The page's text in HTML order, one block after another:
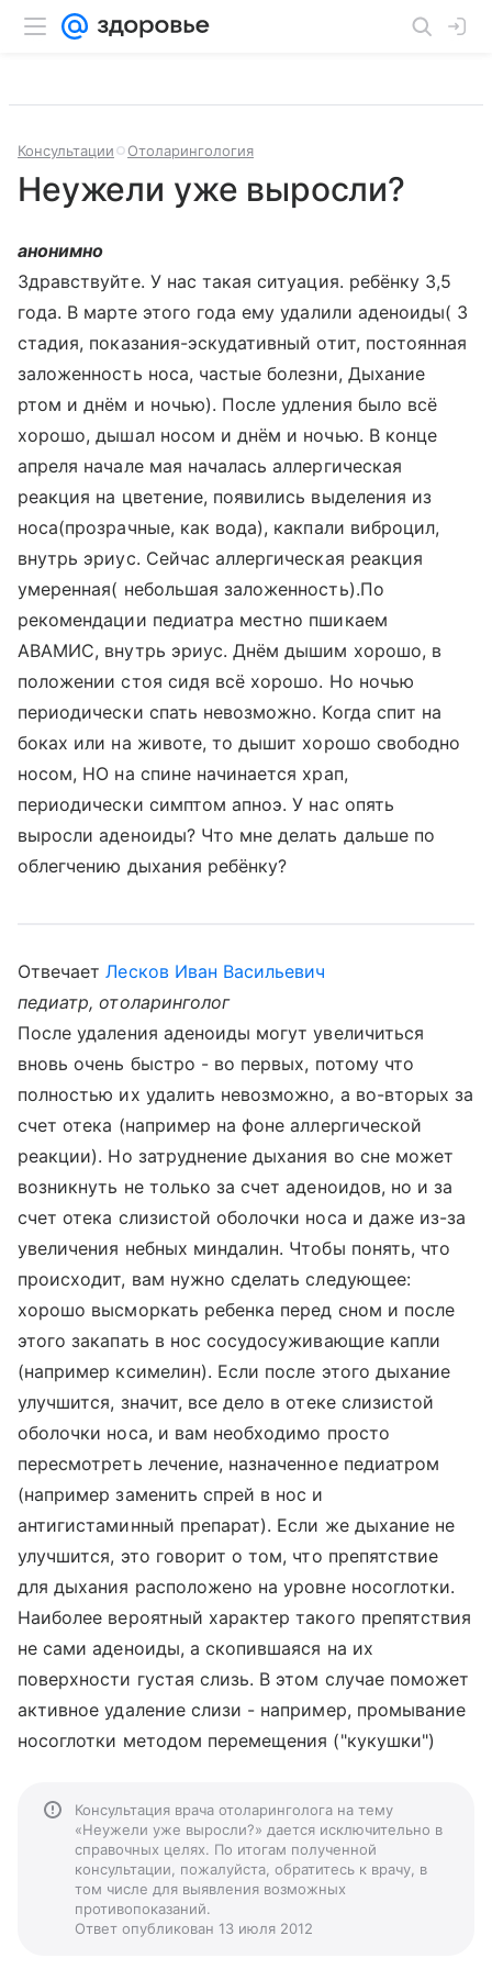
Консультации Отоларингология
Неужели уже выросли?
анонимно
Здравствуйте. У нас такая ситуация. ребёнку 3,5
года. В марте этого года ему удалили аденоиды( 3
стадия, показания-эскудативный отит, постоянная
заложенность носа, частые болезни, Дыхание
ртом и днём и ночью). После удления было всё
хорошо, дышал носом и днём и ночью. В конце
апреля начале мая началась аллергическая
реакция на цветение, появились выделения из
носа(прозрачные, как вода), какпали виброцил,
внутрь эриус. Сейчас аллергическая реакция
умеренная( небольшая заложенность).По
рекомендации педиатра местно пшикаем
АВАМИС, внутрь эриус. Днём дышим хорошо, в
положении стоя сидя всё хорошо. Но ночью
периодически спать невозможно. Когда спит на
боках или на животе, то дышит хорошо свободно
носом, НО на спине начинается храп,
периодически симптом апноэ. У нас опять
выросли аденоиды? Что мне делать дальше по
облегчению дыхания ребёнку?
ОтвечаетЛесков Иван Васильевич
педиатр, отоларинголог
После удаления аденоиды могут увеличиться
вновь очень быстро - во первых, потому что
полностью их удалить невозможно, а во-вторых за
счет отека (например на фоне аллергической
реакции). Но затруднение дыхания во сне может
возникнуть не только за счет аденоидов, но и за
счет отека слизистой оболочки носа и даже из-за
увеличения небных миндалин. Чтобы понять, что
происходит, вам нужно сделать следующее:
хорошо высморкать ребенка перед сном и после
этого закапать в нос сосудосуживающие капли
(например ксимелин). Если после этого дыхание
улучшится, значит, все дело в отеке слизистой
оболочки носа, и вам необходимо просто
пересмотреть лечение, назначенное педиатром
(например заменить спрей в нос и
антигистаминный препарат). Если же дыхание не
улучшится, это говорит о том, что препятствие
для дыхания расположено на уровне носоглотки.
Наиболее вероятный характер такого препятствия
не сами аденоиды, а скопившаяся на их
поверхности густая слизь. В этом случае поможет
активное удаление слизи - например, промывание
носоглотки методом перемещения ("кукушки")
Консультация врача отоларинголога на тему
«Неужели уже выросли?» дается исключительно в
справочных целях. По итогам полученной
консультации, пожалуйста, обратитесь к врачу, в
том числе для выявления возможных
противопоказаний.
Ответ опубликован 13 июля 2012